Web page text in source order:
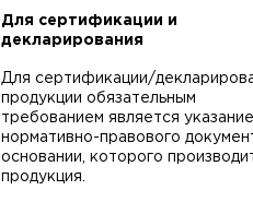
Для сертификации и
декларирования
Для сертификации/
продукции обязательным
требованием является указание
нормативно-правового
основании, которого
продукция.